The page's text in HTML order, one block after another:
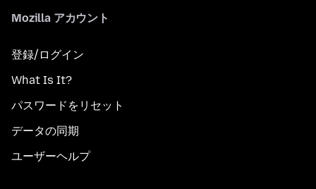
Mozilla アカウント
登録/ログイン
What Is It?
パスワードをリセット
データの同期
ユーザーヘルプ